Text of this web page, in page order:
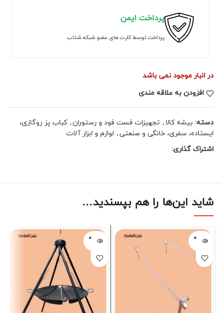
پرداخت ایمن
پرداخت توسط کارت های عضو شبکه شتاب
در انبار موجود نمی باشد
افزودن به علاقه مندی
دسته: بیشه کالا , تجهیزات فست فود و رستوران, کباب پز روگازی،
ایستاده، سفری، خانگی و صنعتی, لوازم و ابزار آلات
اشتراک گذاری:
شاید این‌ها را هم بپسندید…
فروخته
شده
فروخته
شده